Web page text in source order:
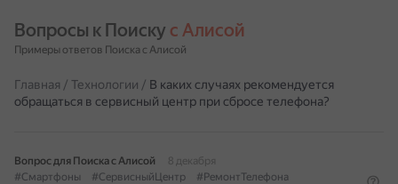
Вопросы к Поиску с Алисой
Примеры ответов Поиска с Алисой
Главная / Технологии / В каких случаях рекомендуется
обращаться в сервисный центр при сбросе телефона?
Вопрос для Поиска с Алисой
8 декабря
#Смартфоны
#СервисныйЦентр
#РемонтТелефона